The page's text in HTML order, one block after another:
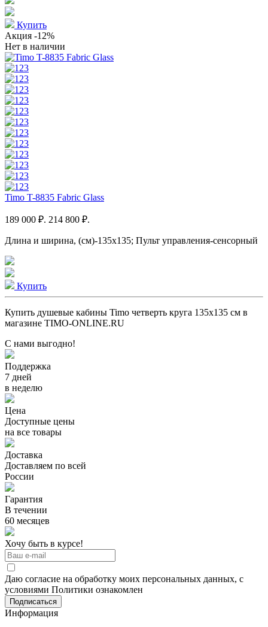
Купить
Акция -12%
Нет в наличии
Timo T-8835 Fabric Glass
189 000 ₽. 214 800 ₽.
Длина и ширина, (см)-135x135; Пульт управления-сенсорный
Купить
Купить душевые кабины Timo четверть круга 135x135 см в
магазине TIMO-ONLINE.RU
С нами выгодно!
Поддержка
7 дней
в неделю
Цена
Доступные цены
на все товары
Доставка
Доставляем по всей
России
Гарантия
В течении
60 месяцев
Хочу быть в курсе!
Даю согласие на обработку моих персональных данных, с
условиями Политики ознакомлен
Информация